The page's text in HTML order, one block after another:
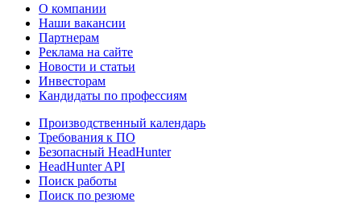
О компании
Наши вакансии
Партнерам
Реклама на сайте
Новости и статьи
Инвесторам
Кандидаты по профессиям
Производственный календарь
Требования к ПО
Безопасный HeadHunter
HeadHunter API
Поиск работы
Поиск по резюме